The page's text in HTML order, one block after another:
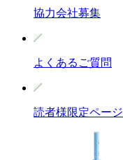
協力会社募集
よくあるご質問
読者様限定ページ